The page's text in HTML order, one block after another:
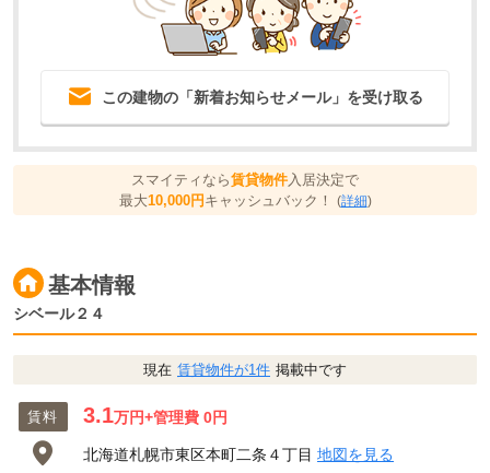
この建物の「新着お知らせメール」を受け取る
スマイティなら賃貸物件 入居決定で
最大10,000円キャッシュバック！ (詳細)
基本情報
シベール２４
現在 賃貸物件が1件 掲載中です
賃料 3.1万円+管理費 0円
北海道札幌市東区本町二条４丁目 地図を見る